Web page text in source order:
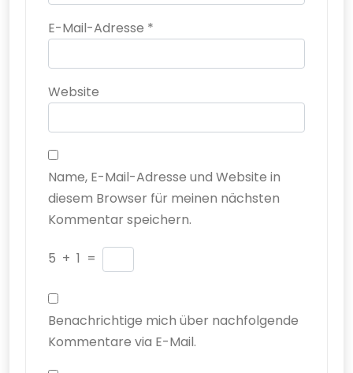
E-Mail-Adresse *
Website
Name, E-Mail-Adresse und Website in
diesem Browser für meinen nächsten
Kommentar speichern.
5 + 1 =
Benachrichtige mich über nachfolgende
Kommentare via E-Mail.